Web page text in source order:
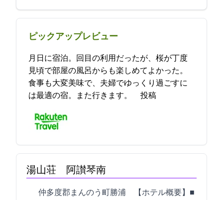
ピックアップレビュー
3月28日に宿泊。2回目の利用だったが、桜が丁度
見頃で部屋の風呂からも楽しめてよかった。
食事も大変美味で、夫婦でゆっくり過ごすに
は最適の宿。また行きます。 2023-05-08 08:53:44投稿
湯山荘 阿讃琴南
仲多度郡まんのう町勝浦1 【ホテル概要】■